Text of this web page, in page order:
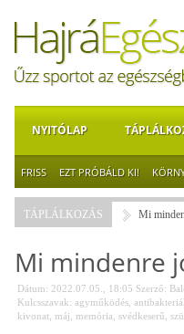
NYITÓLAP
FRISS EZT PRÓBÁLD KI!
TÁPLÁLKOZÁS Mi
Mi mindenre
Dátum: 2022.07.05., 18:05 Szerző:
Kulcsszavak: agyműködés
kivonat máj memória svédkeserű